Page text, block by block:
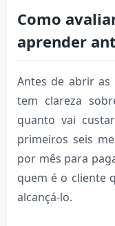
Como
aprender
Antes de abrir as
tem clareza
quanto vai
primeiros seis
por mês para
quem é o cliente
alcançá-lo.